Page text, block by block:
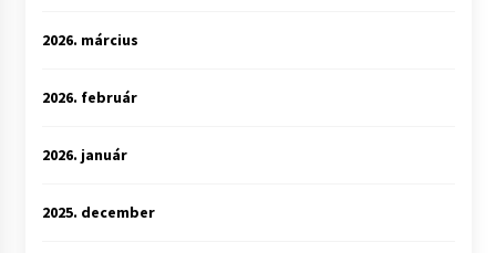
2026. március
2026. február
2026. január
2025. december